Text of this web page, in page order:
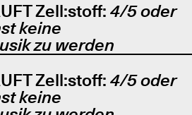
Zell:stoff: 4/5 oder
keine
zu werden
Zell:stoff: 4/5 oder
keine